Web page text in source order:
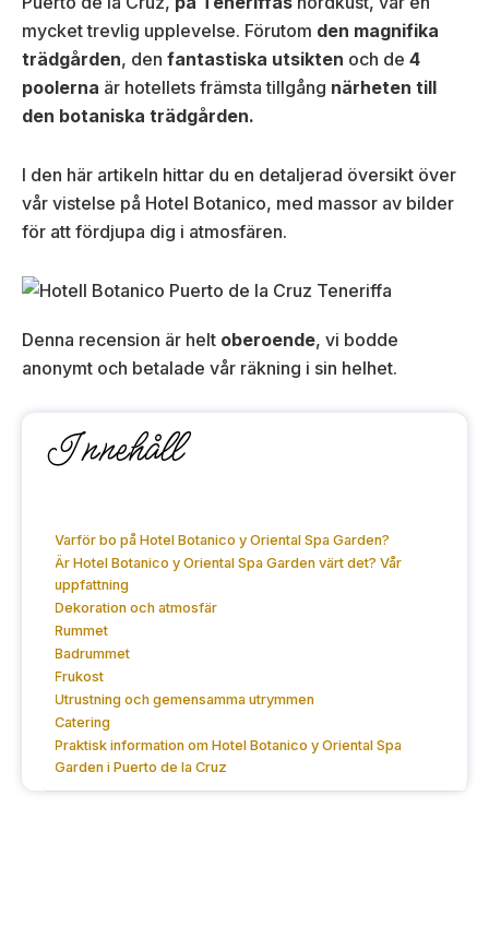
mycket trevlig upplevelse. Förutom den magnifika
trädgården, den fantastiska utsikten och de 4
poolerna är hotellets främsta tillgång närheten till
den botaniska trädgården.
I den här artikeln hittar du en detaljerad översikt över
vår vistelse på Hotel Botanico, med massor av bilder
för att fördjupa dig i atmosfären.
Denna recension är helt oberoende, vi bodde
anonymt och betalade vår räkning i sin helhet.
Innehåll
Varför bo på Hotel Botanico y Oriental Spa Garden?
Är Hotel Botanico y Oriental Spa Garden värt det? Vår
uppfattning
Dekoration och atmosfär
Rummet
Badrummet
Frukost
Utrustning och gemensamma utrymmen
Catering
Praktisk information om Hotel Botanico y Oriental Spa
Garden i Puerto de la Cruz